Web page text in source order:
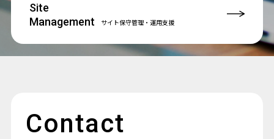
Site
Management
サイト保守管理・運用支援
Contact